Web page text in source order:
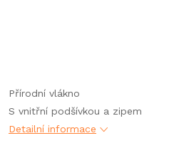
Přírodní vlákno
S vnitřní podšívkou a zipem
Detailní informace